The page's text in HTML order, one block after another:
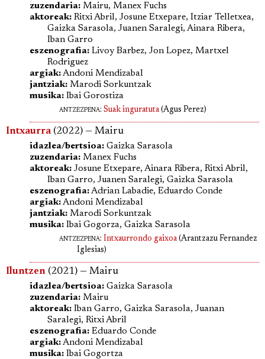
zuzendaria: Mairu, Manex Fuchs
aktoreak: Ritxi Abril, Josune Etxepare, Itziar Telletxea,
Gaizka Sarasola, Juanen Saralegi, Ainara Ribera,
Iban Garro
eszenografia: Livoy Barbez, Jon Lopez, Martxel
Rodriguez
argiak:Andoni Mendizabal
jantziak: Marodi Sorkuntzak
musika: Ibai Gorostiza
antzezpena: Suak inguratuta(Agus Perez)
Intxaurra(2022) — Mairu
idazlea/bertsioa: Gaizka Sarasola
zuzendaria: Manex Fuchs
aktoreak: Josune Etxepare, Ainara Ribera, Ritxi Abril,
Iban Garro, Juanen Saralegi, Gaizka Sarasola
eszenografia:Adrian Labadie, Eduardo Conde
argiak:Andoni Mendizabal
jantziak: Marodi Sorkuntzak
musika: Ibai Gogorza, Gaizka Sarasola
antzezpena: Intxaurrondo gaixoa(Arantzazu Fernandez
Iglesias)
Iluntzen (2021) — Mairu
idazlea/bertsioa: Gaizka Sarasola
zuzendaria: Mairu
aktoreak: Iban Garro, Gaizka Sarasola, Juanan
Saralegi, Ritxi Abril
eszenografia: Eduardo Conde
argiak:Andoni Mendizabal
musika: Ibai Gogortza